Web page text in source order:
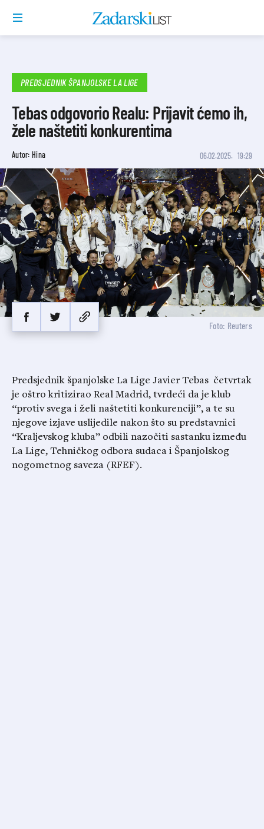
PREDSJEDNIK ŠPANJOLSKE LA LIGE
Tebas odgovorio Realu: Prijavit ćemo ih,
žele naštetiti konkurentima
Autor: Hina 06.02.2025. 19:29
Foto: Reuters
Predsjednik španjolske La Lige Javier Tebas četvrtak
je oštro kritizirao Real Madrid, tvrdeći da je klub
“protiv svega i želi naštetiti konkurenciji”, a te su
njegove izjave uslijedile nakon što su predstavnici
“Kraljevskog kluba” odbili nazočiti sastanku između
La Lige, Tehničkog odbora sudaca i Španjolskog
nogometnog saveza (RFEF).